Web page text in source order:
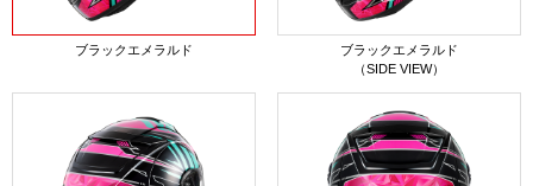
ブラックエメラルド
ブラックエメラルド
（SIDE VIEW）